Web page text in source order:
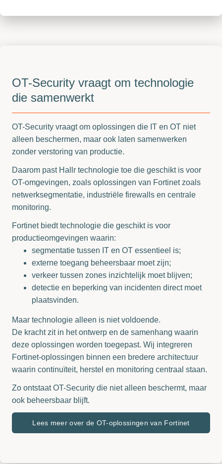
OT-Security vraagt om technologie
die samenwerkt
OT-Security vraagt om oplossingen die IT en OT niet
alleen beschermen, maar ook laten samenwerken
zonder verstoring van productie.
Daarom past Hallr technologie toe die geschikt is voor
OT-omgevingen, zoals oplossingen van Fortinet zoals
netwerksegmentatie, industriële firewalls en centrale
monitoring.
Fortinet biedt technologie die geschikt is voor
productieomgevingen waarin:
segmentatie tussen IT en OT essentieel is;
externe toegang beheersbaar moet zijn;
verkeer tussen zones inzichtelijk moet blijven;
detectie en beperking van incidenten direct moet
plaatsvinden.
Maar technologie alleen is niet voldoende.
De kracht zit in het ontwerp en de samenhang waarin
deze oplossingen worden toegepast. Wij integreren
Fortinet-oplossingen binnen een bredere architectuur
waarin continuïteit, herstel en monitoring centraal staan.
Zo ontstaat OT-Security die niet alleen beschermt, maar
ook beheersbaar blijft.
Lees meer over de OT-oplossingen van Fortinet